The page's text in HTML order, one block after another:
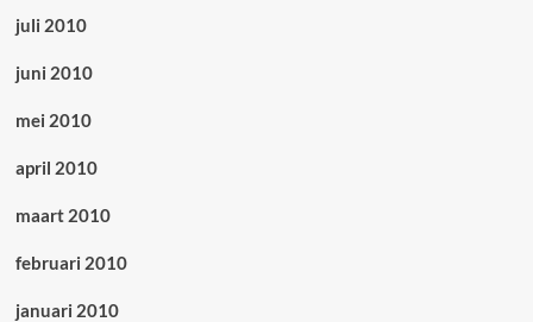
juli 2010
juni 2010
mei 2010
april 2010
maart 2010
februari 2010
januari 2010